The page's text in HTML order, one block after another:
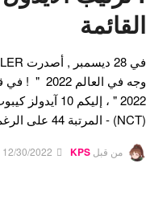
القائمة
(NCT) - المرتبة 44 على الرغم من أن…
من قبل KPS
12/30/2022